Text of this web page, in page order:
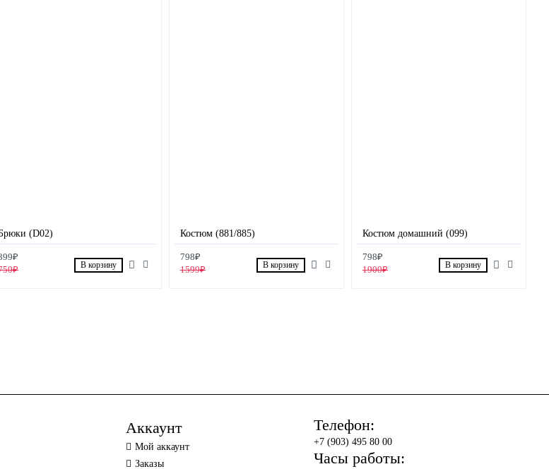
(D02)
В корзину
Костюм (881/885)
798₽
1599₽
В корзину
Костюм домашний (099)
798₽
1900₽
В корзину
Аккаунт
Мой аккаунт
Заказы
Телефон:
+7 (903) 495 80 00
Часы работы: